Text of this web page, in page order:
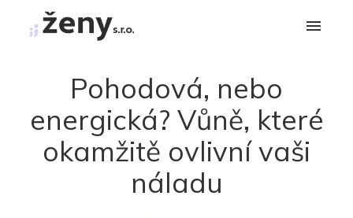
Pohodová, nebo
energická? Vůně, které
okamžitě ovlivní vaši
náladu